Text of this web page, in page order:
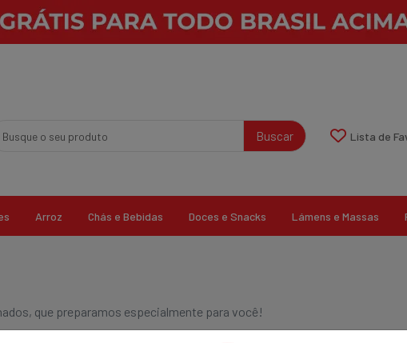
Buscar Lista de
Arroz Chás e Bebidas Doces e Snacks Lámens e Massas
que preparamos especialmente para você!